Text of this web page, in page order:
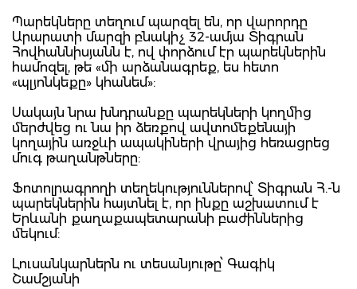
Պարեկները տեղում պարզել են, որ վարորդը
Արարատի մարզի բնակիչ 32-ամյա Տիգրան
Հովհաննիսյանն է, ով փորձում էր պարեկներին
համոզել, թե «մի արձանագրեք, ես հետո
«պլյոնկեքը» կհանեմ»:
Սակայն նրա խնդրանքը պարեկների կողմից
մերժվեց ու նա իր ձեռքով ավտոմեքենայի
կողային առջևի ապակիների վրայից հեռացրեց
մուգ թաղանթները:
Ֆոտոլրագրողի տեղեկություններով՝ Տիգրան Հ.-ն
պարեկներին հայտնել է, որ ինքը աշխատում է
Երևանի քաղաքապետարանի բաժիններից
մեկում:
Լուսանկարներն ու տեսանյութը՝ Գագիկ
Շամշյանի